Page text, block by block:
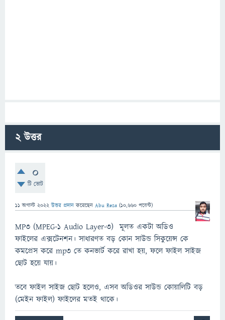
2উত্তর
0
টি ভোট
11 অগাস্ট 2022 উত্তর প্রদান করেছেন Abu Reza (10,660 পয়েন্ট)
MP3 (MPEG-1 Audio Layer-3) মূলত একটা অডিও
ফাইলের এক্সটেনশন। সাধারণত বড় কোন সাউন্ড সিকুয়েন্স কে
কমপ্রেস করে mp3 তে কনভার্ট করে রাখা হয়, ফলে ফাইল সাইজ
ছোট হয়ে যায়।
তবে ফাইল সাইজ ছোট হলেও, এসব অডিওর সাউন্ড কোয়ালিটি বড়
(মেইন ফাইল) ফাইলের মতই থাকে।